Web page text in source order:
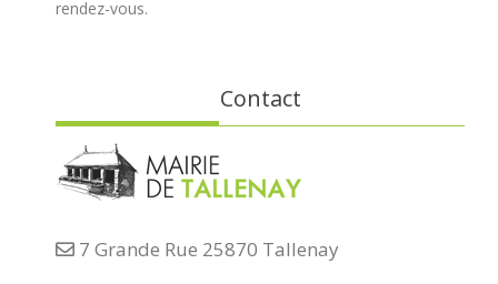
rendez-vous.
Contact
7 Grande Rue 25870 Tallenay